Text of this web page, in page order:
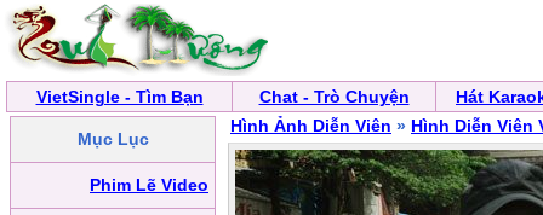
VietSingle - Tìm Bạn Chat - Trò Chuyện Hát
Mục Lục
Phim Lẽ Video
Hình Ảnh Diễn Viên » Hình Diễn Viên